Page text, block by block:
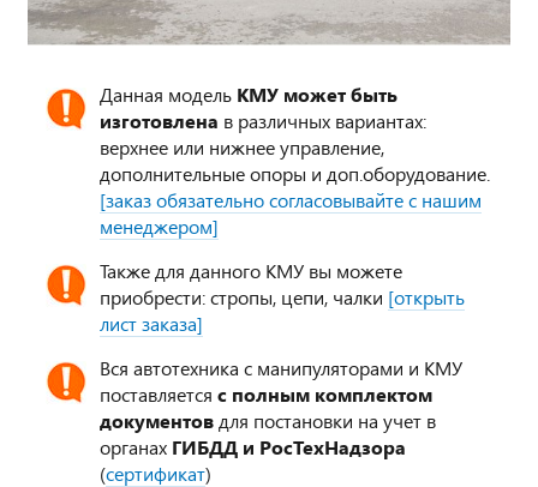
Данная модель КМУ может быть
изготовлена в различных вариантах:
верхнее или нижнее управление,
дополнительные опоры и доп.оборудование.
[заказ обязательно согласовывайте с нашим
менеджером]
Также для данного КМУ вы можете
приобрести: стропы, цепи, чалки [открыть
лист заказа]
Вся автотехника с манипуляторами и КМУ
поставляется с полным комплектом
документов для постановки на учет в
органах ГИБДД и РосТехНадзора
(сертификат)